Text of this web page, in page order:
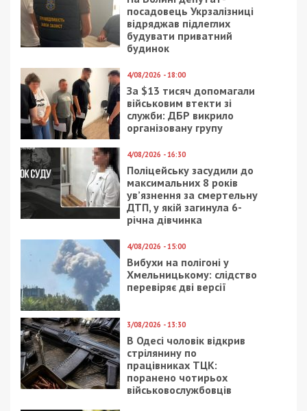
посадовець Укрзалізниці
відряджав підлеглих
будувати приватний
будинок
4/08/2026 - 18:00
За $13 тисяч допомагали
військовим втекти зі
служби: ДБР викрило
організовану групу
4/08/2026 - 16:30
Поліцейську засудили до
максимальних 8 років
ув’язнення за смертельну
ДТП, у якій загинула 6-
річна дівчинка
4/08/2026 - 15:00
Вибухи на полігоні у
Хмельницькому: слідство
перевіряє дві версії
3/08/2026 - 13:30
В Одесі чоловік відкрив
стрілянину по
працівниках ТЦК:
поранено чотирьох
військовослужбовців